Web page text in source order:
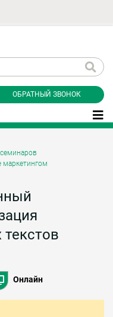
ОБРАТНЫЙ ЗВОНОК
маркетингом
Онлайн
персональных